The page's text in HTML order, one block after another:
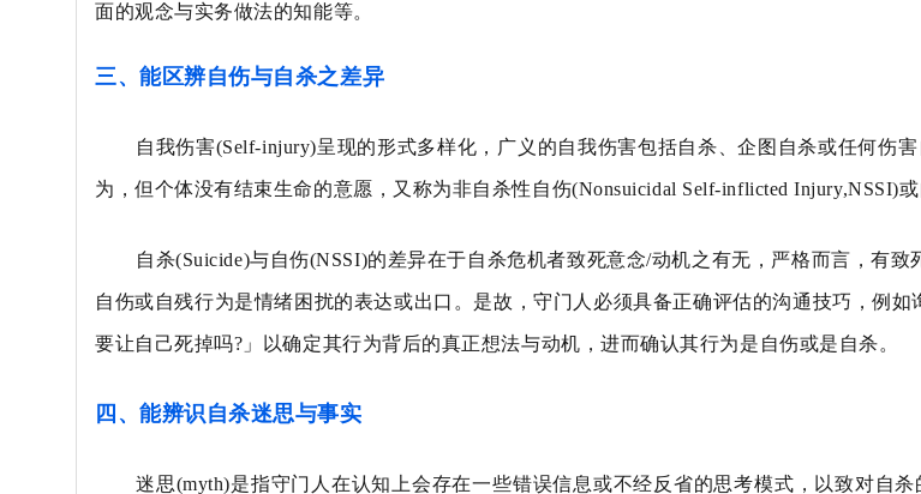
面的观念与实务做法的知能等。
三、能区辨自伤与自杀之差异
自我伤害(Self-injury)呈现的形式多样化，广义的自我伤害包括自杀、企图自杀或任何伤
为，但个体没有结束生命的意愿，又称为非自杀性自伤(Nonsuicidal Self-inflicted Injury,NSSI)
自杀(Suicide)与自伤(NSSI)的差异在于自杀危机者致死意念/动机之有无，严格而言，有致
自伤或自残行为是情绪困扰的表达或出口。是故，守门人必须具备正确评估的沟通技巧，例如
要让自己死掉吗? 」以确定其行为背后的真正想法与动机，进而确认其行为是自伤或是自杀。
四、能辨识自杀迷思与事实
迷思(myth)是指守门人在认知上会存在一些错误信息或不经反省的思考模式，以致对自杀